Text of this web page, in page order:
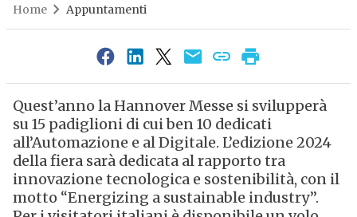
Home Appuntamenti
Quest’anno la Hannover Messe si svilupperà
su 15 padiglioni di cui ben 10 dedicati
all’Automazione e al Digitale. L’edizione 2024
della fiera sarà dedicata al rapporto tra
innovazione tecnologica e sostenibilità, con il
motto “Energizing a sustainable industry”.